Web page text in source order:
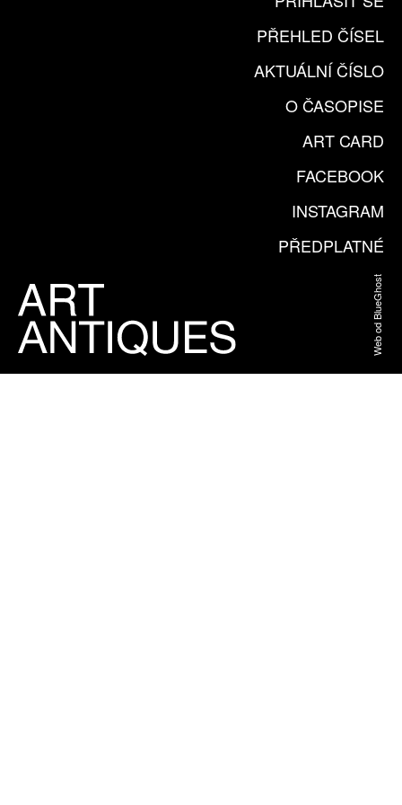
PŘEHLED ČÍSEL
AKTUÁLNÍ ČÍSLO
O ČASOPISE
ART CARD
FACEBOOK
INSTAGRAM
PŘEDPLATNÉ
Web od BlueGhost